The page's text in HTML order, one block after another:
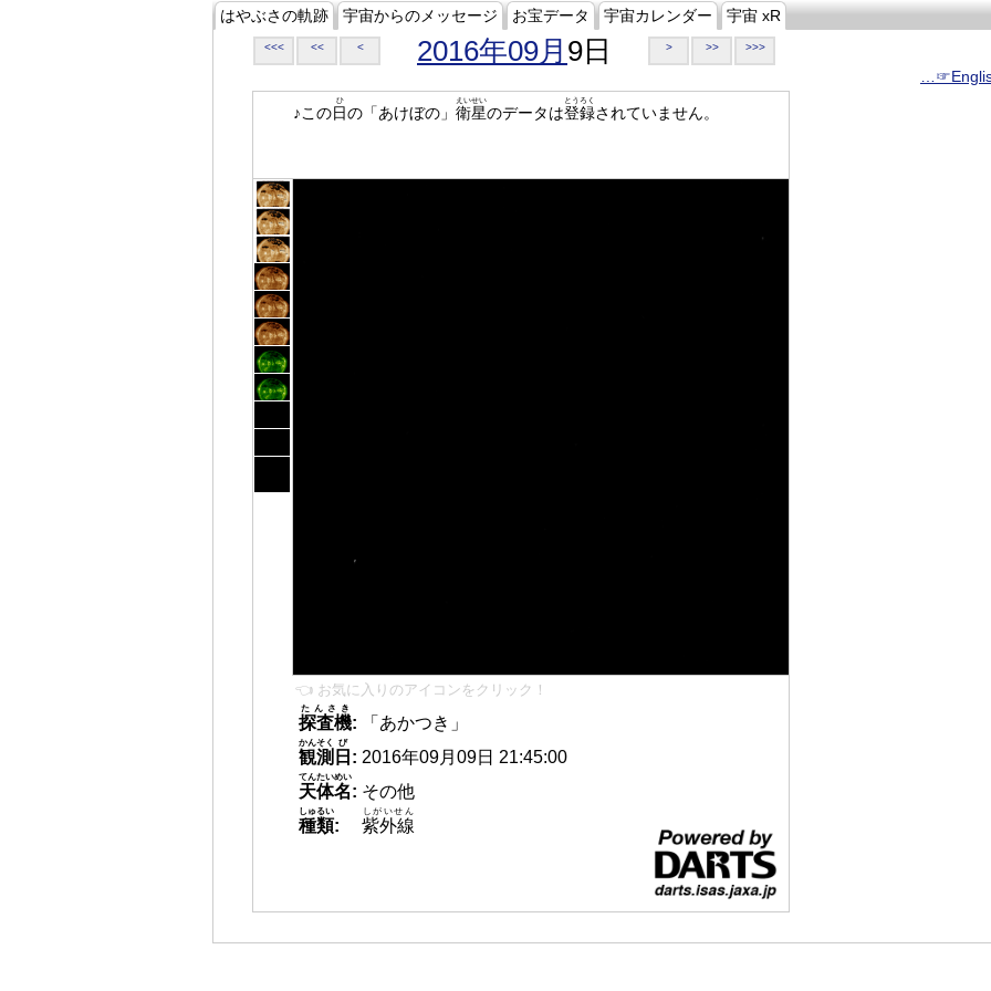
はやぶさの軌跡 宇宙からのメッセージ お宝データ 宇宙カレンダー 宇宙 xR
<<< << < 2016年09月 9日 > >> >>>
♪この日
ひ
の「あけぼの」 衛星
えいせい
のデータは登録
とうろく
されていません。
👈 お気に入りのアイコンをクリック！
探査機
たんさき
:
「あかつき」
観測
かんそく
日
び
: 2016年09月09日 21:45:00
天体名
てんたいめい
: その他
種類
しゅるい
: 紫外線
しがいせん